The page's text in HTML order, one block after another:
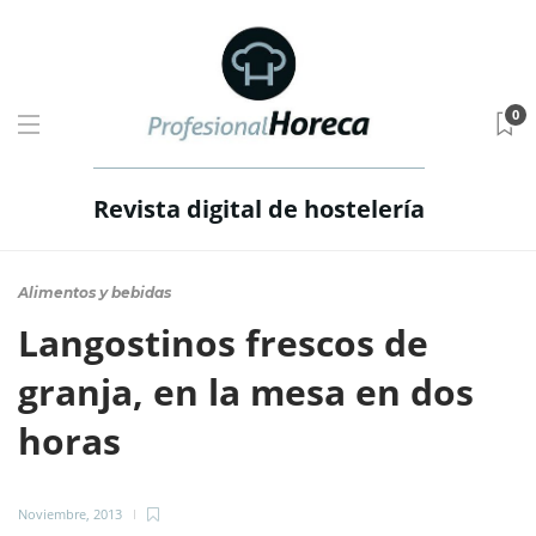
Revista digital de hostelería
0
Alimentos y bebidas
Langostinos frescos de
granja, en la mesa en dos
horas
Noviembre, 2013